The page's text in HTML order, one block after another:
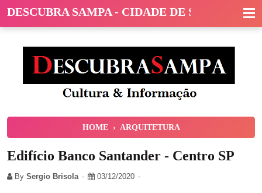
DESCUBRA SAMPA - CIDADE DE SÃO PAULO
HOME › ARQUITETURA
Edifício Banco Santander - Centro SP
By Sergio Brisola 03/12/2020